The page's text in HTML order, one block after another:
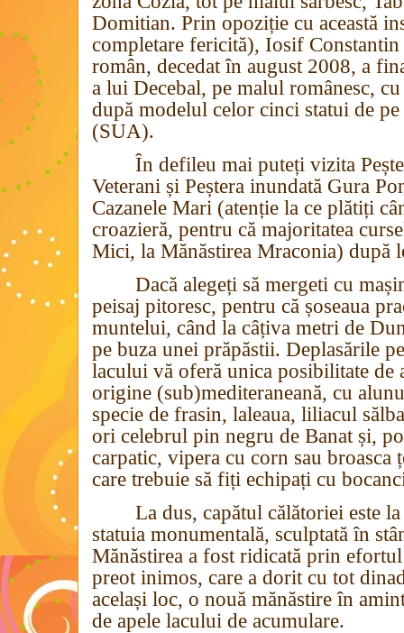
Domitian. Prin opoziție cu această
completare fericită), Iosif
român, decedat în august 2008, a
a lui Decebal, pe malul românesc,
după modelul celor cinci statui de
(SUA).
În defileu mai puteți vizita
Veterani și Peștera inundată Gura
Cazanele Mari (atenție la ce plătiți
croazieră, pentru că majoritatea
Mici, la Mănăstirea Mraconia) după
Dacă alegeți să mergeti cu
peisaj pitoresc, pentru că șoseaua
muntelui, când la câțiva metri de
pe buza unei prăpăstii. Deplasările
lacului vă oferă unica posibilitate de
origine (sub)mediteraneană, cu
specie de frasin, laleaua, liliacul
ori celebrul pin negru de Banat și,
carpatic, vipera cu corn sau broasca
care trebuie să fiți echipați cu
La dus, capătul călătoriei este
statuia monumentală, sculptată în
Mănăstirea a fost ridicată prin
preot inimos, care a dorit cu tot
același loc, o nouă mănăstire în
de apele lacului de acumulare.